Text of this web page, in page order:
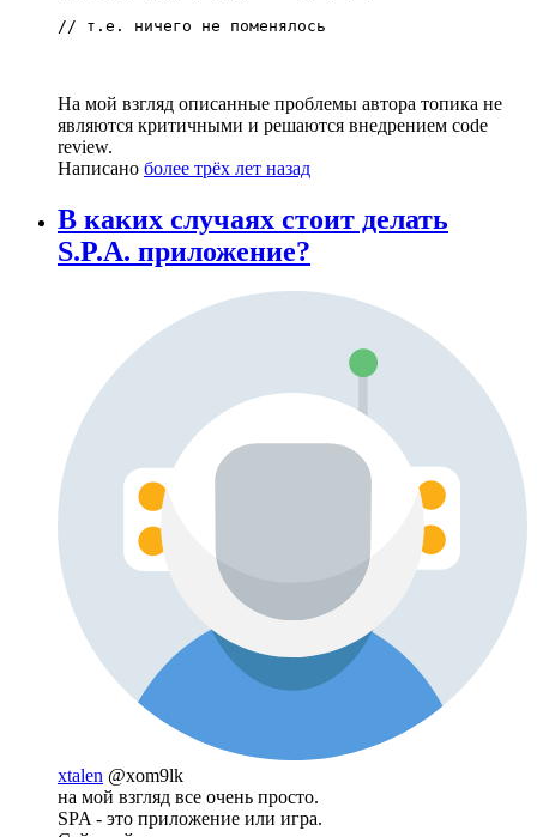
// т.е. ничего не поменялось
На мой взгляд описанные проблемы автора топика не
являются критичными и решаются внедрением code
review.
Написано более трёх лет назад
В каких случаях стоит делать
S.P.A. приложение?
xtalen @xom9lk
на мой взгляд все очень просто.
SPA - это приложение или игра.